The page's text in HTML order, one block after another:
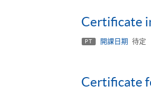
Certificate
PT 開課日期 待定
Certificate